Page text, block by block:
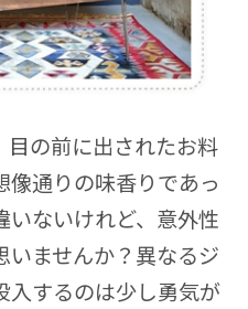
目の前に出されたお料
通りの味香りであっ
いないけれど、意外性
いませんか？異なるジ
入するのは少し勇気が